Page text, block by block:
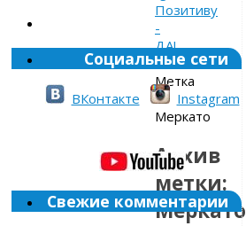
Позитиву
-
ДА!
»
Метка
»
Меркато
Архив
метки:
Меркато
Социальные сети
ВКонтакте Instagram
Свежие комментарии